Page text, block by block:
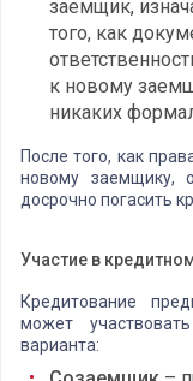
заемщик,
того, как
к новому
никаких
После того, как
новому заемщику,
досрочно погасить
Участие в
Кредитование
может
варианта: